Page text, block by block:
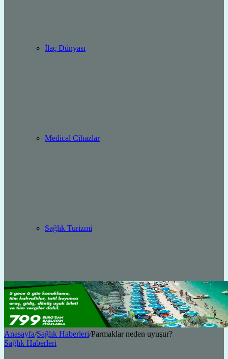
İlaç Dünyası
Medical Cihazlar
Sağlık Turizmi
Anasayfa/Sağlık Haberleri/Parmaklar neden uyuşur?
Sağlık Haberleri